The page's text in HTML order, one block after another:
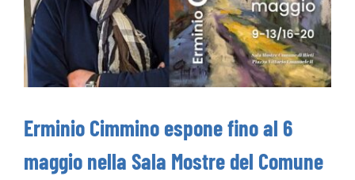
Erminio Cimmino espone fino al 6
maggio nella Sala Mostre del Comune